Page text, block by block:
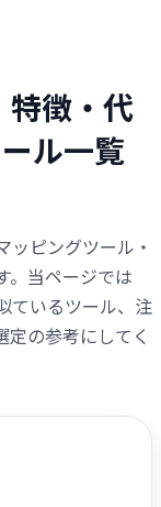
徴・代
ル一覧
ッピングツール・
。当ページでは
ているツール、注
の参考にしてく